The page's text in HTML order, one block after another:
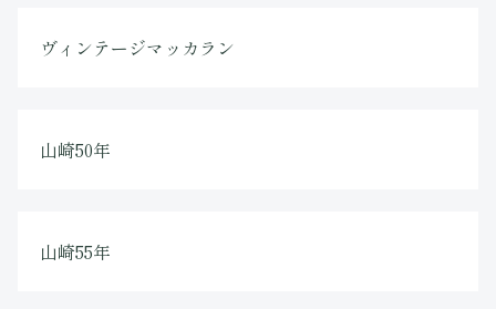
ヴィンテージマッカラン
山崎50年
山崎55年